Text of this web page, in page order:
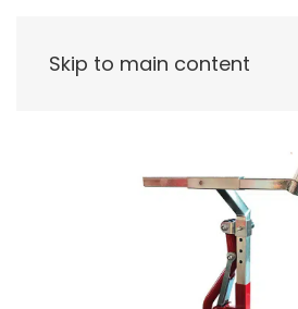
Skip to main content